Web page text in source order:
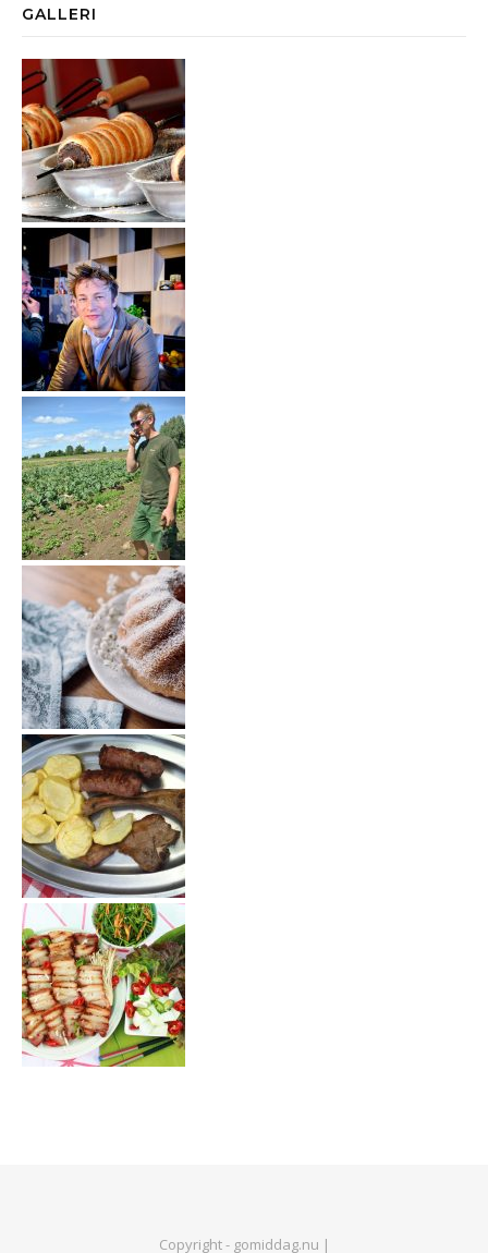
GALLERI
Copyright - gomiddag.nu |